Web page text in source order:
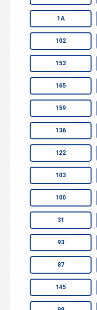
1А
102
153
165
159
136
122
103
100
31
93
87
145